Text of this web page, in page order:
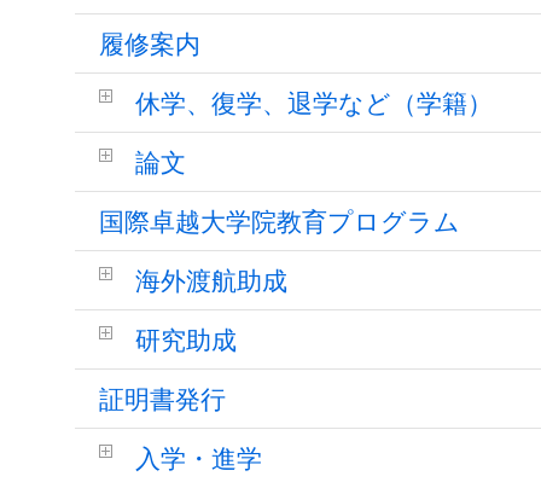
履修案内
休学、復学、退学など（学籍）
論文
国際卓越大学院教育プログラム
海外渡航助成
研究助成
証明書発行
入学・進学